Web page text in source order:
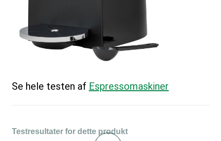
Se hele testen af Espressomaskiner
Testresultater for dette produkt